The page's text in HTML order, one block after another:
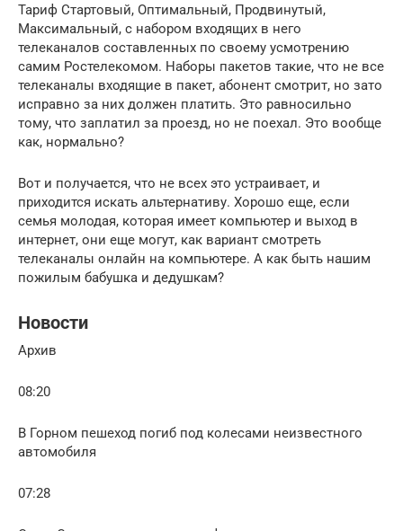
Тариф Стартовый, Оптимальный, Продвинутый,
Максимальный, с набором входящих в него
телеканалов составленных по своему усмотрению
самим Ростелекомом. Наборы пакетов такие, что не все
телеканалы входящие в пакет, абонент смотрит, но зато
исправно за них должен платить. Это равносильно
тому, что заплатил за проезд, но не поехал. Это вообще
как, нормально?
Вот и получается, что не всех это устраивает, и
приходится искать альтернативу. Хорошо еще, если
семья молодая, которая имеет компьютер и выход в
интернет, они еще могут, как вариант смотреть
телеканалы онлайн на компьютере. А как быть нашим
пожилым бабушка и дедушкам?
Новости
Архив
08:20
В Горном пешеход погиб под колесами неизвестного
автомобиля
07:28